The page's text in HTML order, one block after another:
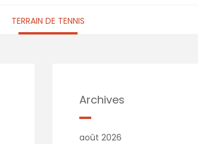
TERRAIN DE TENNIS
Archives
août 2026